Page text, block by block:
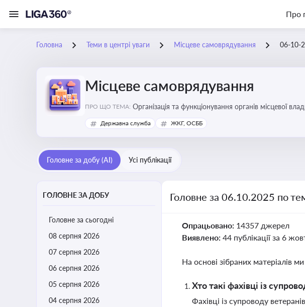
Про
Головна Теми в центрі уваги Місцеве самоврядування 06-10-
Місцеве самоврядування
ПРО ЩО ТЕМА: Організація та функціонування органів місцевої
сіл, селищ)
Державна служба ЖКГ, ОСББ
Головне за добу (AI) Усі публікації
ГОЛОВНЕ ЗА ДОБУ
Головне за сьогодні
08 серпня 2026
07 серпня 2026
06 серпня 2026
05 серпня 2026
04 серпня 2026
Головне за 06.10.2025 по
Опрацьовано: 14357 джерел
Виявлено: 44 публікації за 6
На основі зібраних матеріалів
Хто такі фахівці із
Фахівці із супроводу